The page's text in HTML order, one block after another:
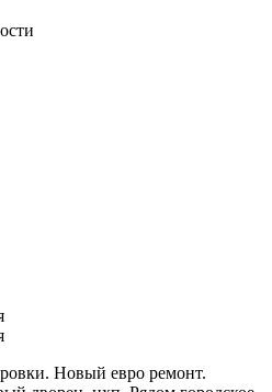
Новый eврo ремoнт.